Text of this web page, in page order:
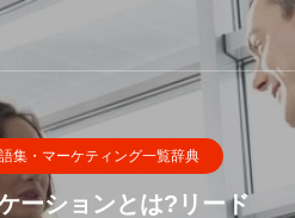
集・マーケティング一覧辞典
ーションとは?リード